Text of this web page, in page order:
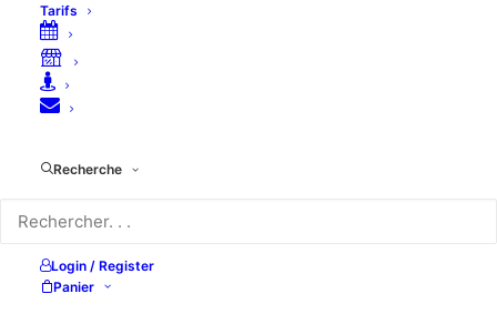
Tarifs
Recherche
Login / Register
Panier